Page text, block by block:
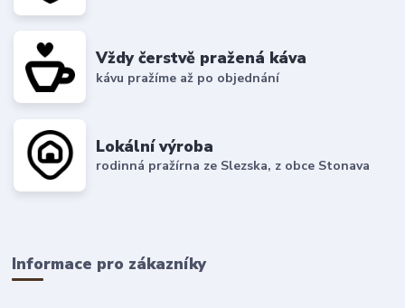
Vždy čerstvě pražená káva
kávu pražíme až po objednání
Lokální výroba
rodinná pražírna ze Slezska, z obce Stonava
Informace pro zákazníky